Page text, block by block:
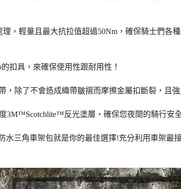
，輕量且最大抗拉值超過50Nm，確保騎士們各
扣具，來確保使用性跟耐用性！
，除了不會造成織帶皺摺而摩擦金屬扣斷裂，且
3M™Scotchlite™反光塗層，確保您夜間的騎行安全
水三角車架包就是你的最佳選擇!充分利用車架最